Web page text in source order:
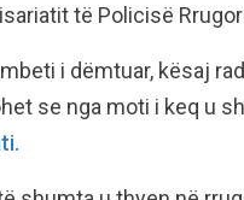
të Policisë
i dëmtuar, kësaj
se nga moti i keq u